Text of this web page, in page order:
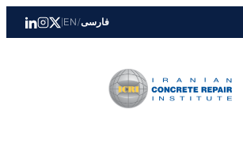
فارسی/
EN
|